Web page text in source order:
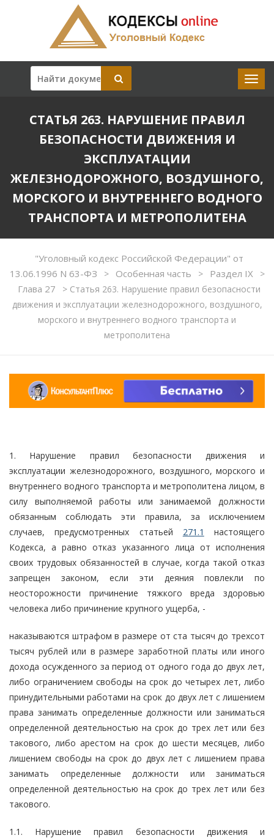
СТАТЬЯ 263. НАРУШЕНИЕ ПРАВИЛ
БЕЗОПАСНОСТИ ДВИЖЕНИЯ И
ЭКСПЛУАТАЦИИ
ЖЕЛЕЗНОДОРОЖНОГО, ВОЗДУШНОГО,
МОРСКОГО И ВНУТРЕННЕГО ВОДНОГО
ТРАНСПОРТА И МЕТРОПОЛИТЕНА
"Уголовный кодекс Российской Федерации" от
13.06.1996 N 63-ФЗ
> Особенная часть > Раздел IX >
Глава 27 > Статья 263. Нарушение правил безопасности
движения и эксплуатации железнодорожного, воздушного,
морского и внутреннего водного транспорта и
метрополитена
1. Нарушение правил безопасности движения и
эксплуатации железнодорожного, воздушного, морского и
внутреннего водного транспорта и метрополитена лицом, в
силу выполняемой работы или занимаемой должности
обязанным соблюдать эти правила, за исключением
случаев, предусмотренных статьей 271.1
настоящего
Кодекса, а равно отказ указанного лица от исполнения
своих трудовых обязанностей в случае, когда такой отказ
запрещен законом, если эти деяния повлекли по
неосторожности причинение тяжкого вреда здоровью
человека либо причинение крупного ущерба, -
наказываются штрафом в размере от ста тысяч до трехсот
тысяч рублей или в размере заработной платы или иного
дохода осужденного за период от одного года до двух лет,
либо ограничением свободы на срок до четырех лет, либо
принудительными работами на срок до двух лет с лишением
права занимать определенные должности или заниматься
определенной деятельностью на срок до трех лет или без
такового, либо арестом на срок до шести месяцев, либо
лишением свободы на срок до двух лет с лишением права
занимать определенные должности или заниматься
определенной деятельностью на срок до трех лет или без
такового.
1.1. Нарушение правил безопасности движения и